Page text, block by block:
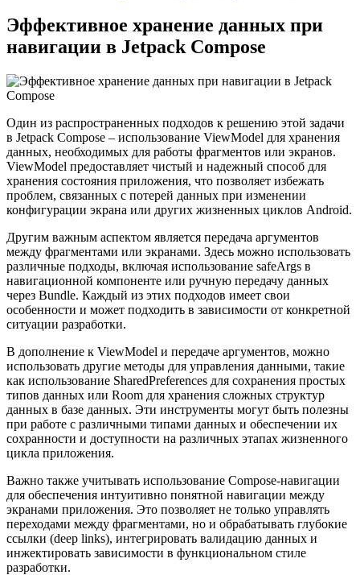
Эффективное хранение данных при
навигации в Jetpack Compose
Один из распространенных подходов к решению этой задачи
в Jetpack Compose – использование ViewModel для хранения
данных, необходимых для работы фрагментов или экранов.
ViewModel предоставляет чистый и надежный способ для
хранения состояния приложения, что позволяет избежать
проблем, связанных с потерей данных при изменении
конфигурации экрана или других жизненных циклов Android.
Другим важным аспектом является передача аргументов
между фрагментами или экранами. Здесь можно использовать
различные подходы, включая использование safeArgs в
навигационной компоненте или ручную передачу данных
через Bundle. Каждый из этих подходов имеет свои
особенности и может подходить в зависимости от конкретной
ситуации разработки.
В дополнение к ViewModel и передаче аргументов, можно
использовать другие методы для управления данными, такие
как использование SharedPreferences для сохранения простых
типов данных или Room для хранения сложных структур
данных в базе данных. Эти инструменты могут быть полезны
при работе с различными типами данных и обеспечении их
сохранности и доступности на различных этапах жизненного
цикла приложения.
Важно также учитывать использование Compose-навигации
для обеспечения интуитивно понятной навигации между
экранами приложения. Это позволяет не только управлять
переходами между фрагментами, но и обрабатывать глубокие
ссылки (deep links), интегрировать валидацию данных и
инжектировать зависимости в функциональном стиле
разработки.